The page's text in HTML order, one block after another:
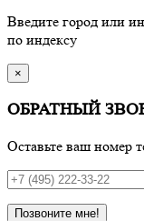
Введите город или
по индексу
×
ОБРАТНЫЙ
Оставьте ваш номер
Позвоните мне!